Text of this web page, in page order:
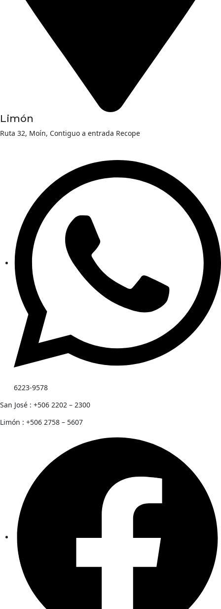
Limón
Ruta 32, Moín, Contiguo a entrada Recope
6223-9578
San José : +506 2202 – 2300
Limón : +506 2758 – 5607